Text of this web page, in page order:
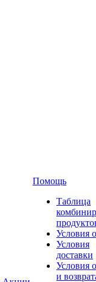
Помощь
Таблица
Условия
Условия
доставки
Условия
и